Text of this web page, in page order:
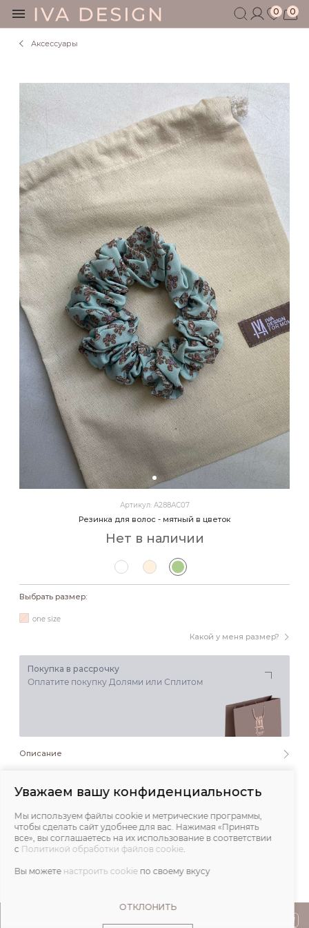
0 0
БЕЗ СЕКРЕТОВ
МУЖЧИНАМ
ДЕТЯМ
АКСЕССУАРЫ
СЕРТИФИКАТ
АКЦИИ
БЛОГ
ШОУРУМ
+7 495 401 6950
Аксессуары
Артикул: A288АС07
Резинка для волос - мятный в цветок
Нет в наличии
Выбрать размер:
Какой у меня размер?
one size
Покупка в рассрочку
Оплатите покупку Долями или Сплитом
Описание
Состав и уход
Обмеры
Уважаем вашу конфиденциальность
Мы используем файлы cookie и метрические программы,
чтобы сделать сайт удобнее для вас. Нажимая «Принять
все», вы соглашаетесь на их использование в соответствии
с Политикой обработки файлов cookie.
Вы можете настроить cookie по своему вкусу
ОТКЛОНИТЬ